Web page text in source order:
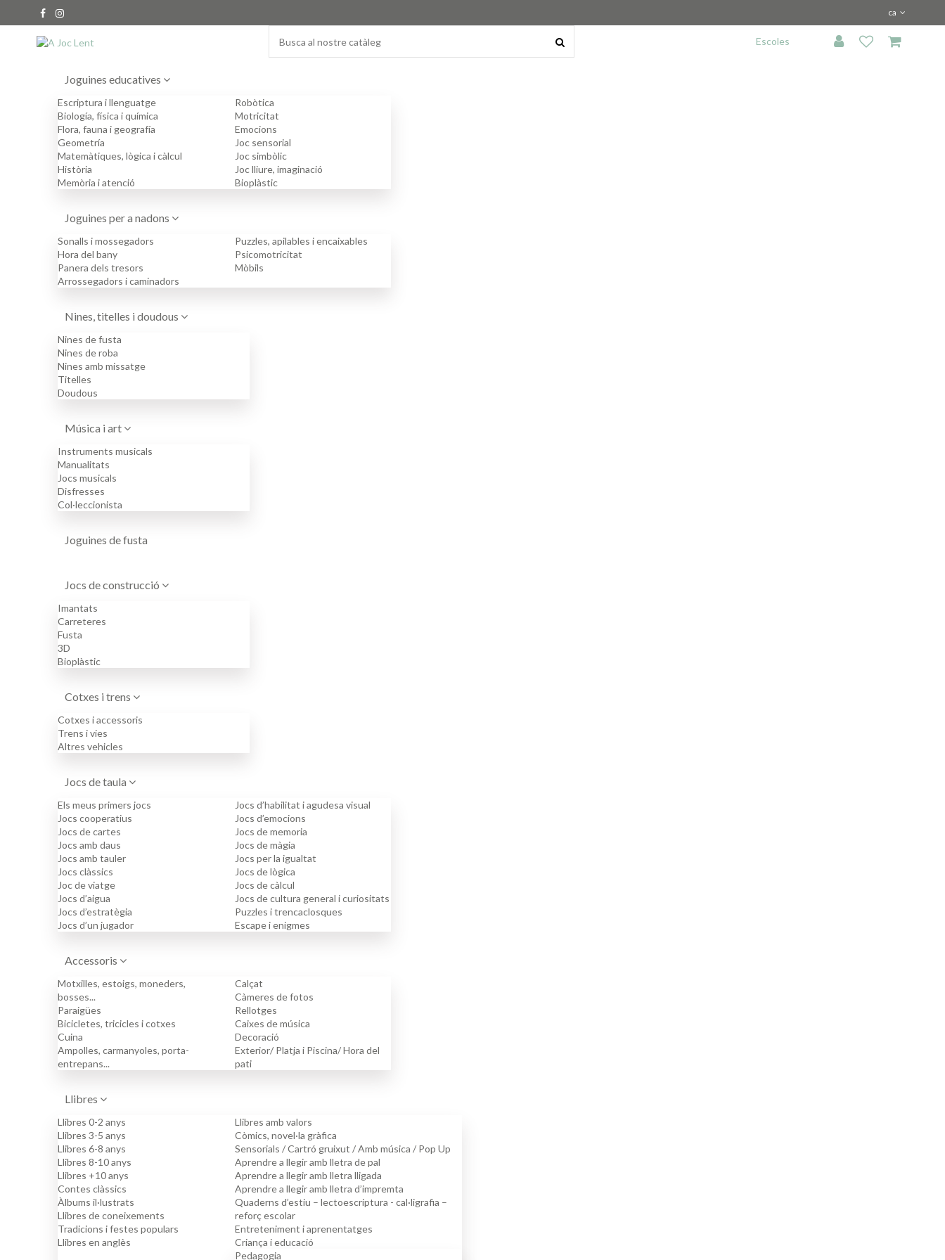
ca
Escoles
Joguines educatives
Escriptura i llenguatge
Biología, física i química
Flora, fauna i geografía
Geometría
Matemàtiques, lògica i càlcul
Història
Memòria i atenció
Robòtica
Motricitat
Emocions
Joc sensorial
Joc simbòlic
Joc lliure, imaginació
Bioplàstic
Joguines per a nadons
Sonalls i mossegadors
Hora del bany
Panera dels tresors
Arrossegadors i caminadors
Puzzles, apilables i encaixables
Psicomotricitat
Mòbils
Nines, titelles i doudous
Nines de fusta
Nines de roba
Nines amb missatge
Titelles
Doudous
Música i art
Instruments musicals
Manualitats
Jocs musicals
Disfresses
Col·leccionista
Joguines de fusta
Jocs de construcció
Imantats
Carreteres
Fusta
3D
Bioplàstic
Cotxes i trens
Cotxes i accessoris
Trens i vies
Altres vehicles
Jocs de taula
Els meus primers jocs
Jocs cooperatius
Jocs de cartes
Jocs amb daus
Jocs amb tauler
Jocs clàssics
Joc de viatge
Jocs d’aigua
Jocs d’estratègia
Jocs d’un jugador
Jocs d’habilitat i agudesa visual
Jocs d’emocions
Jocs de memoria
Jocs de màgia
Jocs per la igualtat
Jocs de lògica
Jocs de càlcul
Jocs de cultura general i curiositats
Puzzles i trencaclosques
Escape i enigmes
Accessoris
Motxilles, estoigs, moneders,
bosses...
Paraigües
Bicicletes, tricicles i cotxes
Cuina
Ampolles, carmanyoles, porta-
entrepans...
Calçat
Càmeres de fotos
Rellotges
Caixes de música
Decoració
Exterior/ Platja i Piscina/ Hora del
pati
Llibres
Llibres 0-2 anys
Llibres 3-5 anys
Llibres 6-8 anys
Llibres 8-10 anys
Llibres +10 anys
Contes clàssics
Àlbums il·lustrats
Llibres de coneixements
Tradicions i festes populars
Llibres en anglès
Llibres amb valors
Còmics, novel·la gràfica
Sensorials / Cartró gruixut / Amb música / Pop Up
Aprendre a llegir amb lletra de pal
Aprendre a llegir amb lletra lligada
Aprendre a llegir amb lletra d’impremta
Quaderns d’estiu – lectoescriptura - cal·ligrafia –
reforç escolar
Entreteniment i aprenentatges
Criança i educació
Pedagogia